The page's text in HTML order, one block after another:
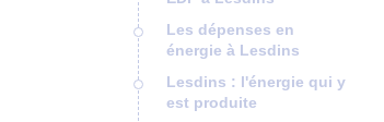
Les dépenses en
énergie à Lesdins
Lesdins : l'énergie qui y
est produite